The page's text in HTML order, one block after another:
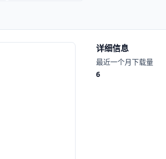
详细信息
最近一个月下载量
6